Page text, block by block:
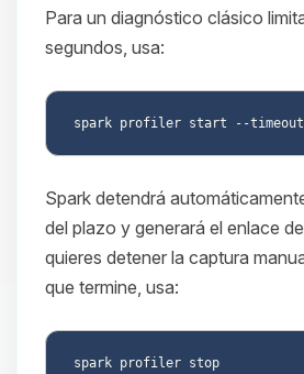
Para un diagnóstico clásico
segundos, usa:
Spark detendrá
del plazo y generará el enlace
quieres detener la captura
que termine, usa: